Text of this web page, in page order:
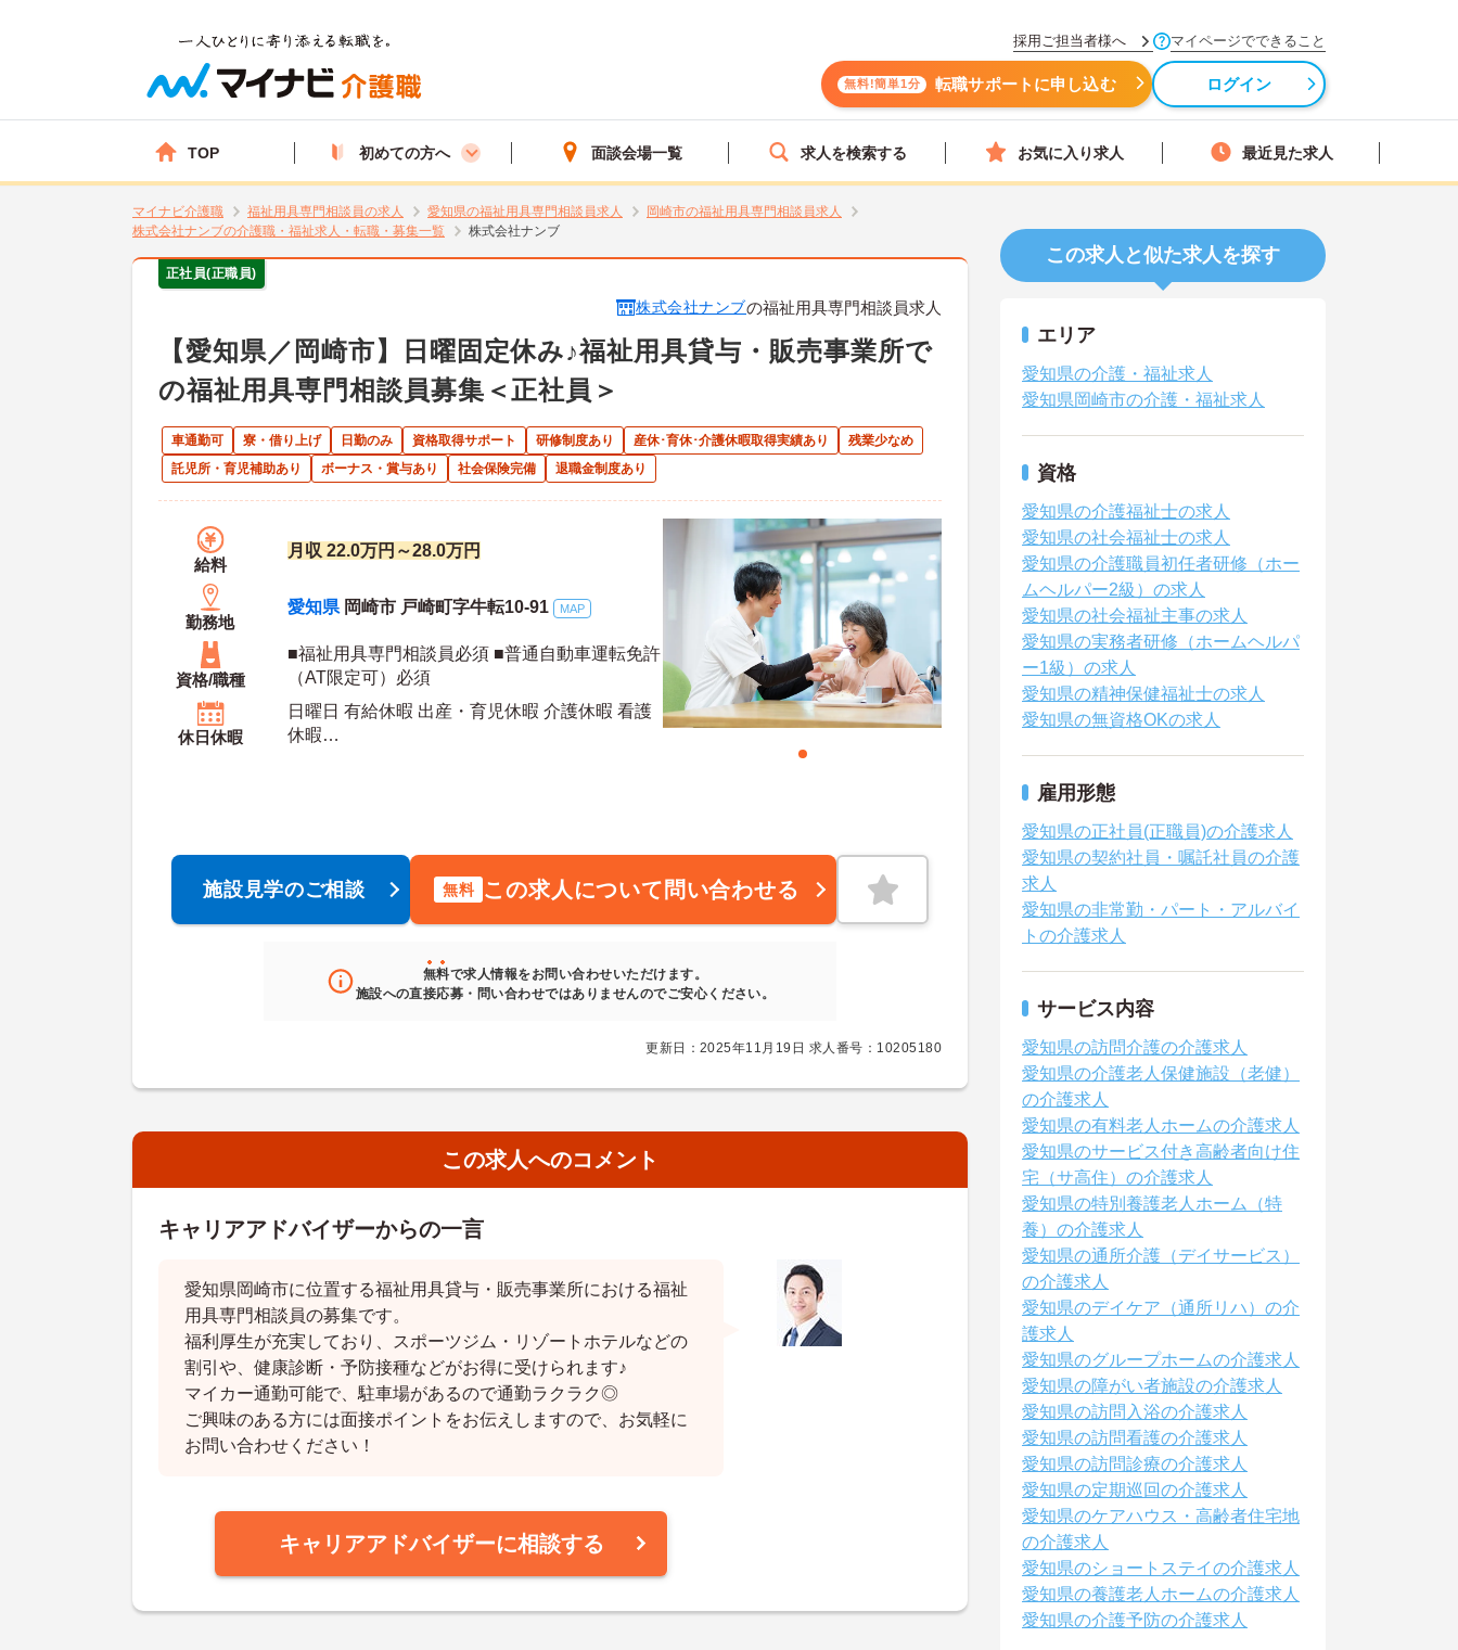
採用ご担当者様へ マイページでできること
無料!簡単1分 転職サポートに申し込む ログイン
TOP 初めての方へ 面談会場一覧 求人を検索する お気に入り求人 最近見た求人
マイナビ介護職 福祉用具専門相談員の求人 愛知県の福祉用具専門相談員求人
岡崎市の福祉用具専門相談員求人
株式会社ナンブの介護職・福祉求人・転職・募集一覧
株式会社ナンブ
正社員(正職員)
株式会社ナンブの福祉用具専門相談員求人
【愛知県／岡崎市】日曜固定休み♪福祉用具貸与・販売事業所で
の福祉用具専門相談員募集＜正社員＞
車通勤可 寮・借り上げ 日勤のみ 資格取得サポート 研修制度あり 産休･育休･介護休暇取得実績あり
残業少なめ
託児所・育児補助あり
ボーナス・賞与あり 社会保険完備 退職金制度あり
給料
月収 22.0万円～28.0万円
勤務地
愛知県 岡崎市 戸崎町字牛転10-91 MAP
資格/職種
■福祉用具専門相談員必須 ■普通自動車運転免許
（AT限定可）必須
休日休暇
日曜日 有給休暇 出産・育児休暇 介護休暇 看護
休暇
施設見学のご相談 無料 この求人について問い合わせる
無料で求人情報をお問い合わせいただけます。
施設への直接応募・問い合わせではありませんのでご安心ください。
更新日：2025年11月19日 求人番号：10205180
この求人へのコメント
キャリアアドバイザーからの一言
愛知県岡崎市に位置する福祉用具貸与・販売事業所における福祉
用具専門相談員の募集です。
福利厚生が充実しており、スポーツジム・リゾートホテルなどの
割引や、健康診断・予防接種などがお得に受けられます♪
マイカー通勤可能で、駐車場があるので通勤ラクラク◎
ご興味のある方には面接ポイントをお伝えしますので、お気軽に
お問い合わせください！
キャリアアドバイザーに相談する
この求人と似た求人を探す
エリア
愛知県の介護・福祉求人
愛知県岡崎市の介護・福祉求人
資格
愛知県の介護福祉士の求人
愛知県の社会福祉士の求人
愛知県の介護職員初任者研修（ホー
ムヘルパー2級）の求人
愛知県の社会福祉主事の求人
愛知県の実務者研修（ホームヘルパ
ー1級）の求人
愛知県の精神保健福祉士の求人
愛知県の無資格OKの求人
雇用形態
愛知県の正社員(正職員)の介護求人
愛知県の契約社員・嘱託社員の介護
求人
愛知県の非常勤・パート・アルバイ
トの介護求人
サービス内容
愛知県の訪問介護の介護求人
愛知県の介護老人保健施設（老健）
の介護求人
愛知県の有料老人ホームの介護求人
愛知県のサービス付き高齢者向け住
宅（サ高住）の介護求人
愛知県の特別養護老人ホーム（特
養）の介護求人
愛知県の通所介護（デイサービス）
の介護求人
愛知県のデイケア（通所リハ）の介
護求人
愛知県のグループホームの介護求人
愛知県の障がい者施設の介護求人
愛知県の訪問入浴の介護求人
愛知県の訪問看護の介護求人
愛知県の訪問診療の介護求人
愛知県の定期巡回の介護求人
愛知県のケアハウス・高齢者住宅地
の介護求人
愛知県のショートステイの介護求人
愛知県の養護老人ホームの介護求人
愛知県の介護予防の介護求人